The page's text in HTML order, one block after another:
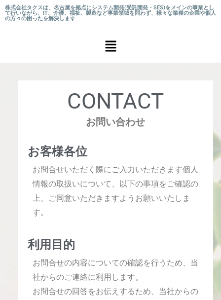
株式会社タクスは、名古屋を拠点にシステム開発(受託開発・SES)をメインの事業とし
て行いながら、IT、介護、福祉、製造など事業領域を問わず、様々な業種の企業や個人
の方々の困ったを解決します
CONTACT
お問い合わせ
お客様各位
お問合せいただく際にご入力いただきます個人
情報の取扱いについて、以下の事項をご確認の
上、ご同意いただきますようお願いいたしま
す。
利用目的
お問合せの内容についての確認を行うため、当
社からのご連絡に利用します。
お問合せの回答をお伝えするため、当社からの